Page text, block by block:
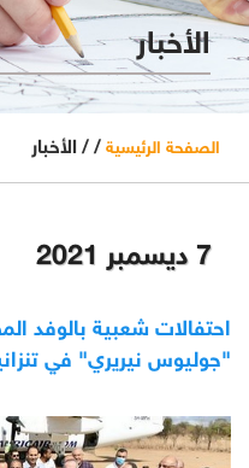
الأخبار
الصفحة الرئيسية / / الأخبار
7 ديسمبر 2021
احتفالات شعبية
"جوليوس نيريري" في